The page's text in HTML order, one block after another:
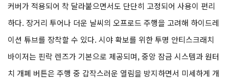
커버가 적용되어 착 달라붙으면서도 단단히 고정되어 사용이 편리
하다. 장거리 투어나 더운 날씨의 오프로드 주행을 고려해 하이드레
이션 튜브를 장착할 수 있다. 시야 확보를 위한 투명 안티스크래치
바이저는 핀락 렌즈가 기본으로 제공되며, 중앙 잠금 시스템과 원터
치 개폐 버튼은 주행 중 갑작스러운 열림을 방지하면서 미세하게 개